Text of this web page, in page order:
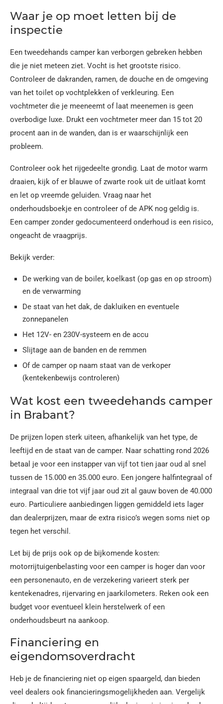
Waar je op moet letten bij de
inspectie
Een tweedehands camper kan verborgen gebreken hebben
die je niet meteen ziet. Vocht is het grootste risico.
Controleer de dakranden, ramen, de douche en de omgeving
van het toilet op vochtplekken of verkleuring. Een
vochtmeter die je meeneemt of laat meenemen is geen
overbodige luxe. Drukt een vochtmeter meer dan 15 tot 20
procent aan in de wanden, dan is er waarschijnlijk een
probleem.
Controleer ook het rijgedeelte grondig. Laat de motor warm
draaien, kijk of er blauwe of zwarte rook uit de uitlaat komt
en let op vreemde geluiden. Vraag naar het
onderhoudsboekje en controleer of de APK nog geldig is.
Een camper zonder gedocumenteerd onderhoud is een risico,
ongeacht de vraagprijs.
Bekijk verder:
De werking van de boiler, koelkast (op gas en op stroom)
en de verwarming
De staat van het dak, de dakluiken en eventuele
zonnepanelen
Het 12V- en 230V-systeem en de accu
Slijtage aan de banden en de remmen
Of de camper op naam staat van de verkoper
(kentekenbewijs controleren)
Wat kost een tweedehands camper
in Brabant?
De prijzen lopen sterk uiteen, afhankelijk van het type, de
leeftijd en de staat van de camper. Naar schatting rond 2026
betaal je voor een instapper van vijf tot tien jaar oud al snel
tussen de 15.000 en 35.000 euro. Een jongere halfintegraal of
integraal van drie tot vijf jaar oud zit al gauw boven de 40.000
euro. Particuliere aanbiedingen liggen gemiddeld iets lager
dan dealerprijzen, maar de extra risico’s wegen soms niet op
tegen het verschil.
Let bij de prijs ook op de bijkomende kosten:
motorrijtuigenbelasting voor een camper is hoger dan voor
een personenauto, en de verzekering varieert sterk per
kentekenadres, rijervaring en jaarkilometers. Reken ook een
budget voor eventueel klein herstelwerk of een
onderhoudsbeurt na aankoop.
Financiering en
eigendomsoverdracht
Heb je de financiering niet op eigen spaargeld, dan bieden
veel dealers ook financieringsmogelijkheden aan. Vergelijk